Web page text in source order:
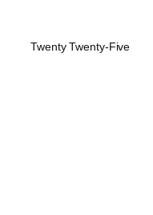
Twenty Twenty-Five